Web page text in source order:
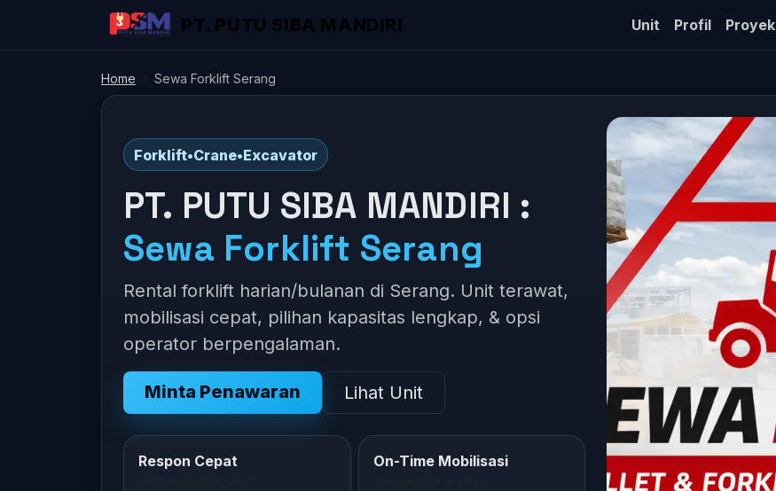
PT. PUTU SIBA MANDIRI Unit Profil Proyek
Home Sewa Forklift Serang
Forklift•Crane•Excavator
PT. PUTU SIBA MANDIRI :
Sewa Forklift Serang
Rental forklift harian/bulanan di Serang. Unit terawat,
mobilisasi cepat, pilihan kapasitas lengkap, & opsi
operator berpengalaman.
Minta Penawaran Lihat Unit
Respon Cepat On-Time Mobilisasi